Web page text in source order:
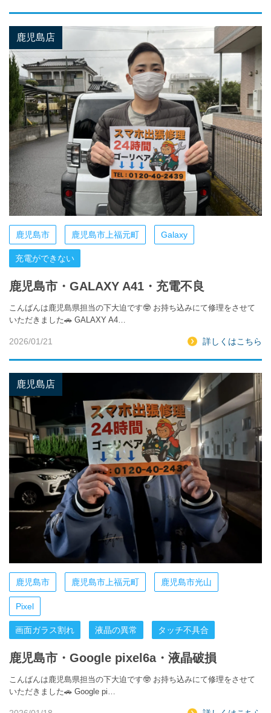
鹿児島店
鹿児島市 鹿児島市上福元町 Galaxy
充電ができない
鹿児島市・GALAXY A41・充電不良
こんばんは鹿児島県担当の下大迫です🤓 お持ち込みにて修理をさせて
いただきました🚗 GALAXY A4…
2026/01/21 詳しくはこちら
鹿児島店
鹿児島市 鹿児島市上福元町 鹿児島市光山
Pixel
画面ガラス割れ 液晶の異常 タッチ不具合
鹿児島市・Google pixel6a・液晶破損
こんばんは鹿児島県担当の下大迫です🤓 お持ち込みにて修理をさせて
いただきました🚗 Google pi…